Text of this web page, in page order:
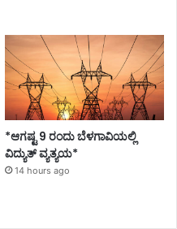
*ಆಗಷ್ಟ 9 ರಂದು ಬೆಳಗಾವಿಯಲ್ಲಿ
ವಿದ್ಯುತ್ ವ್ಯತ್ಯಯ*
14 hours ago